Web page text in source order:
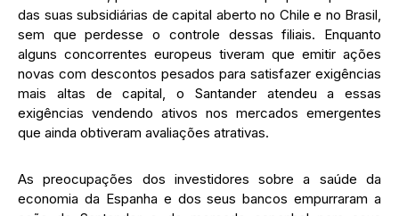
das suas subsidiárias de capital aberto no Chile e no Brasil,
sem que perdesse o controle dessas filiais. Enquanto
alguns concorrentes europeus tiveram que emitir ações
novas com descontos pesados para satisfazer exigências
mais altas de capital, o Santander atendeu a essas
exigências vendendo ativos nos mercados emergentes
que ainda obtiveram avaliações atrativas.
As preocupações dos investidores sobre a saúde da
economia da Espanha e dos seus bancos empurraram a